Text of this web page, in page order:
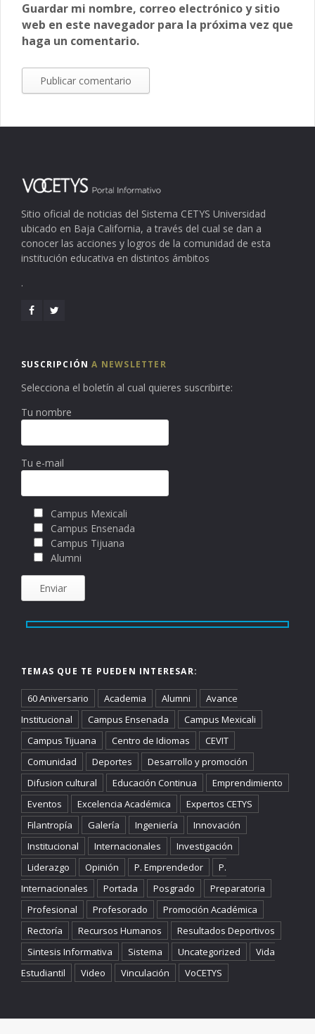
Guardar mi nombre, correo electrónico y sitio
web en este navegador para la próxima vez que
haga un comentario.
Sitio oficial de noticias del Sistema CETYS Universidad
ubicado en Baja California, a través del cual se dan a
conocer las acciones y logros de la comunidad de esta
institución educativa en distintos ámbitos
.
SUSCRIPCIÓNA NEWSLETTER
Selecciona el boletín al cual quieres suscribirte:
Tu nombre
Tu e-mail
Campus Mexicali
Campus Ensenada
Campus Tijuana
Alumni
TEMAS QUE TE PUEDEN INTERESAR:
60 Aniversario Academia Alumni
Avance
Institucional
Campus Ensenada
Campus Mexicali
Campus Tijuana
Centro de Idiomas
CEVIT
Comunidad
Deportes
Desarrollo y promoción
Difusion cultural
Educación Continua
Emprendimiento
Eventos
Excelencia Académica
Expertos CETYS
Filantropía
Galería Ingeniería
Innovación
Institucional
Internacionales
Investigación
Liderazgo
Opinión P. Emprendedor
P.
Internacionales
Portada Posgrado
Preparatoria
Profesional
Profesorado
Promoción Académica
Rectoría
Recursos Humanos
Resultados Deportivos
Sintesis Informativa
Sistema Uncategorized
Vida
Estudiantil
Video Vinculación VoCETYS